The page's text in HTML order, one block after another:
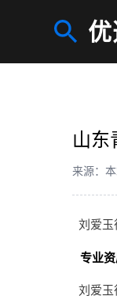
山东
来源：
刘爱玉
专业
刘爱玉